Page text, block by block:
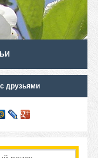
друзьями